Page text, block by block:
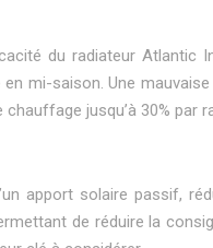
du radiateur Atlantic
mi-saison. Une
jusqu’à 30% par
apport solaire passif,
de réduire la